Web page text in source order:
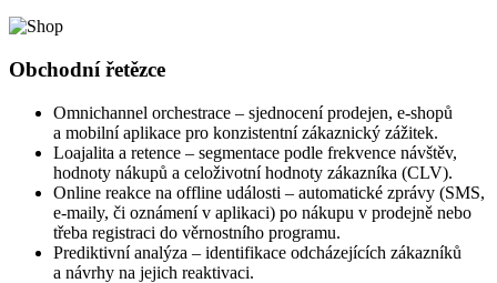
Obchodní řetězce
Omnichannel orchestrace – sjednocení prodejen, e-shopů
a mobilní aplikace pro konzistentní zákaznický zážitek.
Loajalita a retence – segmentace podle frekvence návštěv,
hodnoty nákupů a celoživotní hodnoty zákazníka (CLV).
Online reakce na offline události – automatické zprávy (SMS,
e-maily, či oznámení v aplikaci) po nákupu v prodejně nebo
třeba registraci do věrnostního programu.
Prediktivní analýza – identifikace odcházejících zákazníků
a návrhy na jejich reaktivaci.